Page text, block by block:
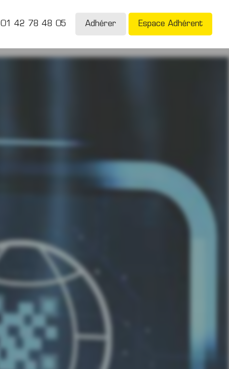
01 42 78 48 05 Adhérer Espace Adhérent